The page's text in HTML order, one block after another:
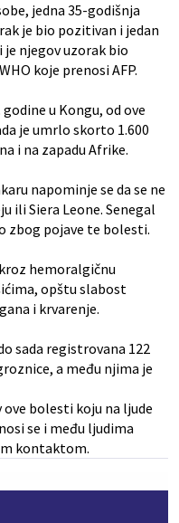
jedna 35-godišnja
je bio pozitivan i jedan
njegov uzorak bio
koje prenosi AFP.
u Kongu, od ove
je umrlo skorto 1.600
i na zapadu Afrike.
napominje se da se ne
ili Siera Leone. Senegal
zbog pojave te bolesti.
hemoralgičnu
opštu slabost
i krvarenje.
sada registrovana 122
a među njima je
bolesti koju na ljude
se i među ljudima
kontaktom.